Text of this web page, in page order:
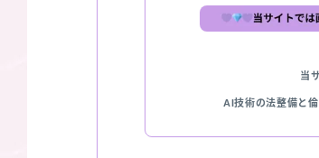
当
AI技術の法整備と